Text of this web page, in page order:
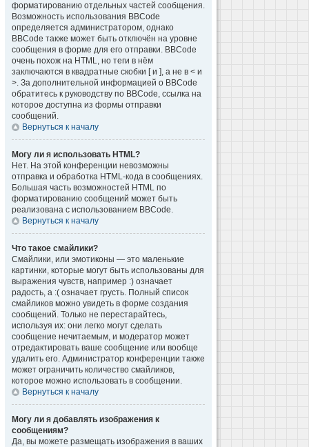
форматированию отдельных частей сообщения.
Возможность использования BBCode
определяется администратором, однако
BBCode также может быть отключён на уровне
сообщения в форме для его отправки. BBCode
очень похож на HTML, но теги в нём
заключаются в квадратные скобки [ и ], а не в < и
>. За дополнительной информацией о BBCode
обратитесь к руководству по BBCode, ссылка на
которое доступна из формы отправки
сообщений.
Вернуться к началу
Могу ли я использовать HTML?
Нет. На этой конференции невозможны
отправка и обработка HTML-кода в сообщениях.
Большая часть возможностей HTML по
форматированию сообщений может быть
реализована с использованием BBCode.
Вернуться к началу
Что такое смайлики?
Смайлики, или эмотиконы — это маленькие
картинки, которые могут быть использованы для
выражения чувств, например :) означает
радость, а :( означает грусть. Полный список
смайликов можно увидеть в форме создания
сообщений. Только не перестарайтесь,
используя их: они легко могут сделать
сообщение нечитаемым, и модератор может
отредактировать ваше сообщение или вообще
удалить его. Администратор конференции также
может ограничить количество смайликов,
которое можно использовать в сообщении.
Вернуться к началу
Могу ли я добавлять изображения к
сообщениям?
Да, вы можете размещать изображения в ваших